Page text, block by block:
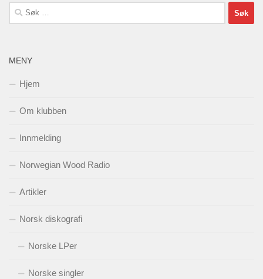
Søk
etter:
MENY
Hjem
Om klubben
Innmelding
Norwegian Wood Radio
Artikler
Norsk diskografi
Norske LPer
Norske singler